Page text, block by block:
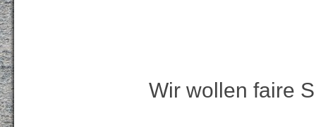
Wir wollen faire